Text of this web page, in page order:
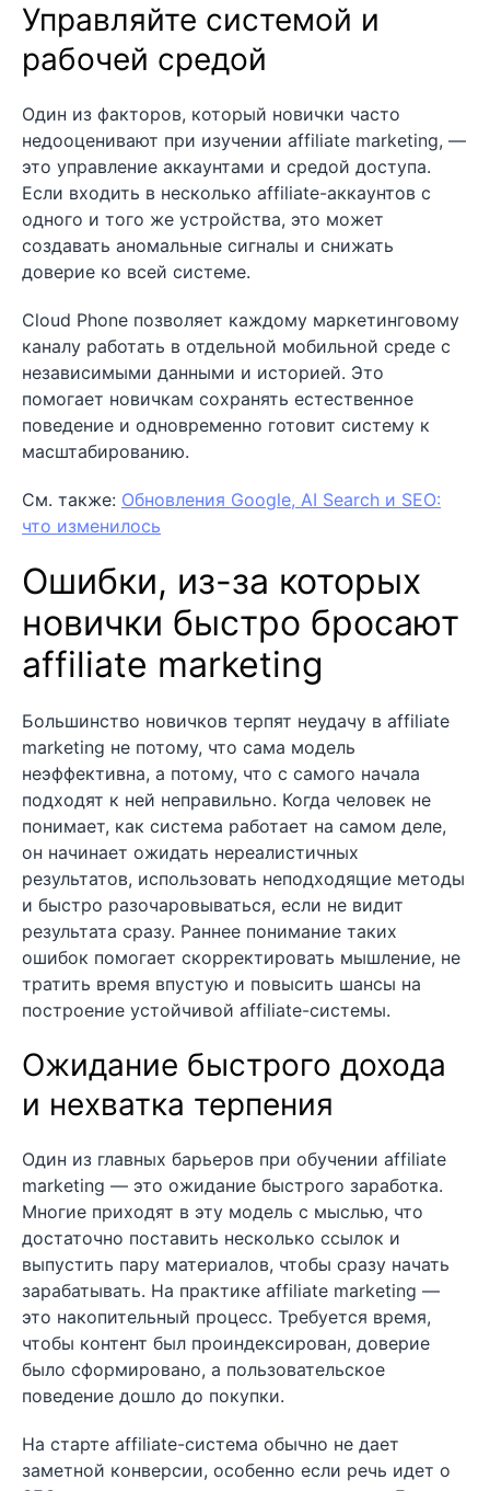
Управляйте системой и
рабочей средой
Один из факторов, который новички часто
недооценивают при изучении affiliate marketing, —
это управление аккаунтами и средой доступа.
Если входить в несколько affiliate-аккаунтов с
одного и того же устройства, это может
создавать аномальные сигналы и снижать
доверие ко всей системе.
Cloud Phone позволяет каждому маркетинговому
каналу работать в отдельной мобильной среде с
независимыми данными и историей. Это
помогает новичкам сохранять естественное
поведение и одновременно готовит систему к
масштабированию.
См. также: Обновления Google, AI Search и SEO:
что изменилось
Ошибки, из-за которых
новички быстро бросают
affiliate marketing
Большинство новичков терпят неудачу в affiliate
marketing не потому, что сама модель
неэффективна, а потому, что с самого начала
подходят к ней неправильно. Когда человек не
понимает, как система работает на самом деле,
он начинает ожидать нереалистичных
результатов, использовать неподходящие методы
и быстро разочаровываться, если не видит
результата сразу. Раннее понимание таких
ошибок помогает скорректировать мышление, не
тратить время впустую и повысить шансы на
построение устойчивой affiliate-системы.
Ожидание быстрого дохода
и нехватка терпения
Один из главных барьеров при обучении affiliate
marketing — это ожидание быстрого заработка.
Многие приходят в эту модель с мыслью, что
достаточно поставить несколько ссылок и
выпустить пару материалов, чтобы сразу начать
зарабатывать. На практике affiliate marketing —
это накопительный процесс. Требуется время,
чтобы контент был проиндексирован, доверие
было сформировано, а пользовательское
поведение дошло до покупки.
На старте affiliate-система обычно не дает
заметной конверсии, особенно если речь идет о